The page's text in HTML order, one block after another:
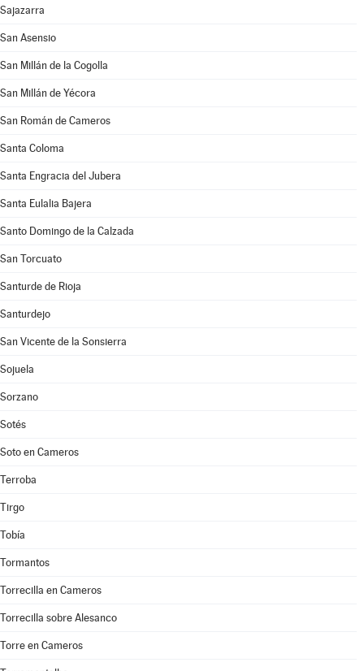
Sajazarra
San Asensio
San Millán de la Cogolla
San Millán de Yécora
San Román de Cameros
Santa Coloma
Santa Engracia del Jubera
Santa Eulalia Bajera
Santo Domingo de la Calzada
San Torcuato
Santurde de Rioja
Santurdejo
San Vicente de la Sonsierra
Sojuela
Sorzano
Sotés
Soto en Cameros
Terroba
Tirgo
Tobía
Tormantos
Torrecilla en Cameros
Torrecilla sobre Alesanco
Torre en Cameros